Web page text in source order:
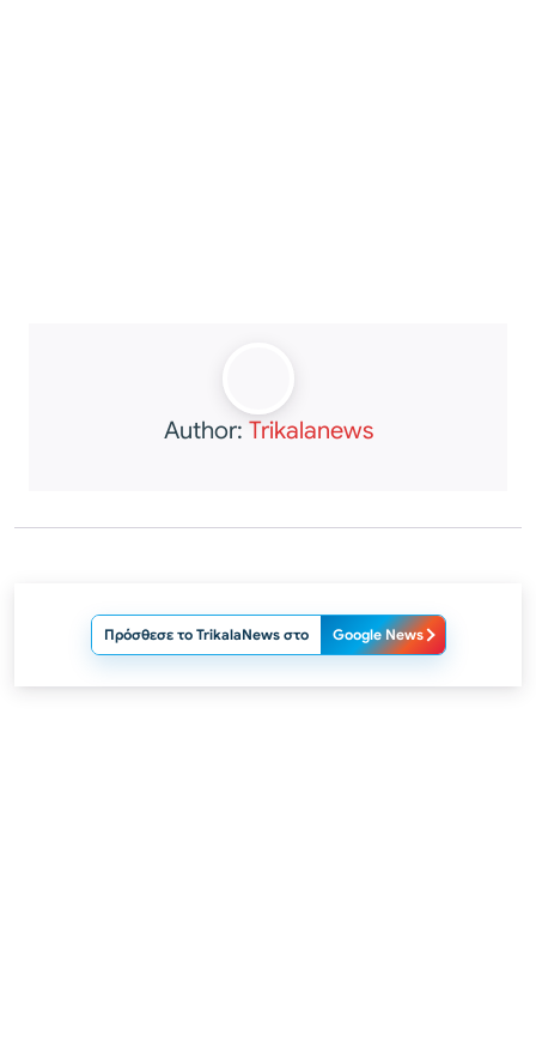
Author: Trikalanews
Πρόσθεσε το TrikalaNews στο Google News